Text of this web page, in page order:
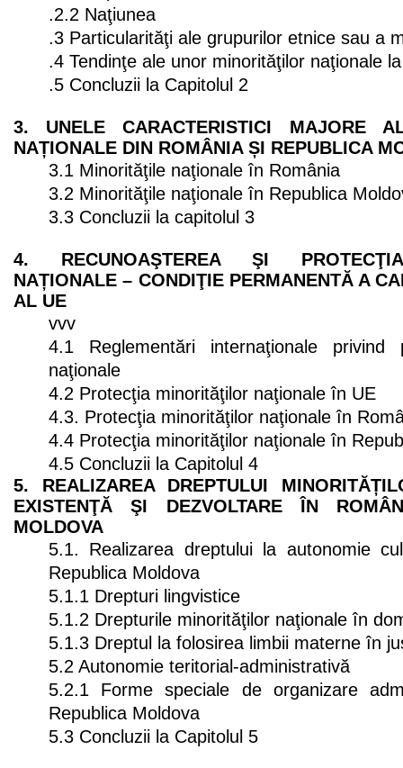
.2.2 Naţiunea
.3 Particularităţi ale grupurilor etnice sau a
.4 Tendinţe ale unor minorităţilor naţionale
.5 Concluzii la Capitolul 2
3. UNELE CARACTERISTICI MAJORE
NAȚIONALE DIN ROMÂNIA ȘI REPUBLICA
3.1 Minorităţile naţionale în România
3.2 Minorităţile naţionale în Republica
3.3 Concluzii la capitolul 3
4. RECUNOAŞTEREA ŞI
NAȚIONALE – CONDIŢIE PERMANENTĂ A
AL UE
vvv
4.1 Reglementări internaţionale privind
naţionale
4.2 Protecţia minorităţilor naţionale în UE
4.3. Protecţia minorităţilor naţionale în
4.4 Protecţia minorităţilor naţionale în
4.5 Concluzii la Capitolul 4
5. REALIZAREA DREPTULUI
EXISTENŢĂ ŞI DEZVOLTARE ÎN
MOLDOVA
5.1. Realizarea dreptului la autonomie
Republica Moldova
5.1.1 Drepturi lingvistice
5.1.2 Drepturile minorităţilor naţionale în
5.1.3 Dreptul la folosirea limbii materne în
5.2 Autonomie teritorial-administrativă
5.2.1 Forme speciale de organizare
Republica Moldova
5.3 Concluzii la Capitolul 5